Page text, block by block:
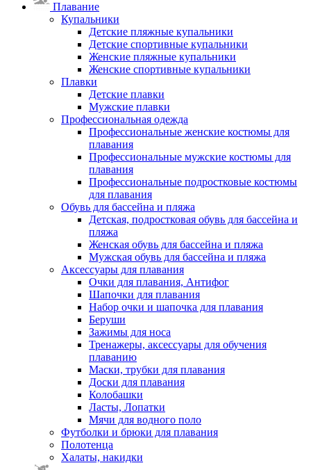
Плавание
Купальники
Детские пляжные купальники
Детские спортивные купальники
Женские пляжные купальники
Женские спортивные купальники
Плавки
Детские плавки
Мужские плавки
Профессиональная одежда
Профессиональные женские костюмы для
плавания
Профессиональные мужские костюмы для
плавания
Профессиональные подростковые костюмы
для плавания
Обувь для бассейна и пляжа
Детская, подростковая обувь для бассейна и
пляжа
Женская обувь для бассейна и пляжа
Мужская обувь для бассейна и пляжа
Аксессуары для плавания
Очки для плавания, Антифог
Шапочки для плавания
Набор очки и шапочка для плавания
Беруши
Зажимы для носа
Тренажеры, аксессуары для обучения
плаванию
Маски, трубки для плавания
Доски для плавания
Колобашки
Ласты, Лопатки
Мячи для водного поло
Футболки и брюки для плавания
Полотенца
Халаты, накидки